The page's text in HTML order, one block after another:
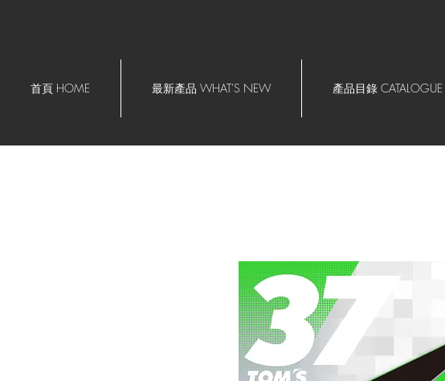
首頁 HOME 最新產品 WHAT'S NEW 產品目錄 CATALOGUE